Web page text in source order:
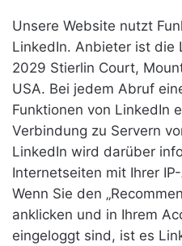
Unsere Website nutzt
LinkedIn. Anbieter ist die
2029 Stierlin Court,
USA. Bei jedem Abruf
Funktionen von LinkedIn
Verbindung zu Servern
LinkedIn wird darüber
Internetseiten mit Ihrer
Wenn Sie den
anklicken und in Ihrem
eingeloggt sind, ist es